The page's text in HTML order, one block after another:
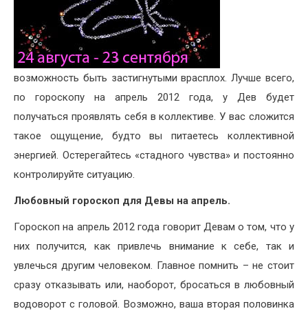
возможность быть застигнутыми врасплох. Лучше всего,
по гороскопу на апрель 2012 года, у Дев будет
получаться проявлять себя в коллективе. У вас сложится
такое ощущение, будто вы питаетесь коллективной
энергией. Остерегайтесь «стадного чувства» и постоянно
контролируйте ситуацию.
Любовный гороскоп для Девы на апрель.
Гороскоп на апрель 2012 года говорит Девам о том, что у
них получится, как привлечь внимание к себе, так и
увлечься другим человеком. Главное помнить – не стоит
сразу отказывать или, наоборот, бросаться в любовный
водоворот с головой. Возможно, ваша вторая половинка